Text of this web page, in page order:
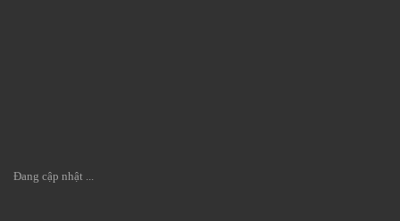
Đang cập nhật ...